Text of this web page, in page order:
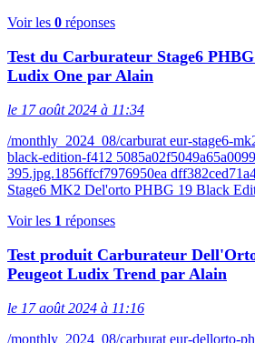
Voir les 0 réponses
Test du Carburateur Stage6
Ludix One par Alain
le 17 août 2024 à 11:34
/monthly_2024_08/carburat eur-stage6-
black-edition-f412
395.jpg.1856ffcf7976950ea
Stage6 MK2 Del'orto PHBG 19 Black
Voir les 1 réponses
Test produit Carburateur
Peugeot Ludix Trend par Alain
le 17 août 2024 à 11:16
/monthly_2024_08/carburat eur-dellorto-